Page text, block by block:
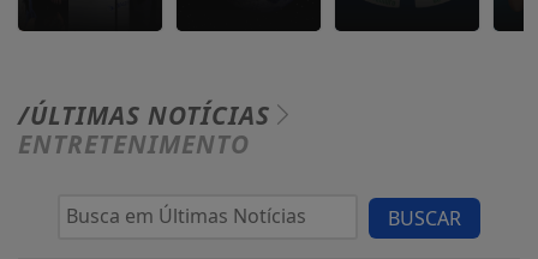
/ÚLTIMAS NOTÍCIAS
ENTRETENIMENTO
BUSCAR